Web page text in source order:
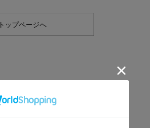
トップページへ